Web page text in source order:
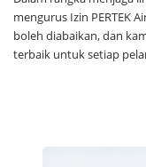
mengurus Izin PERTEK
boleh diabaikan, dan
terbaik untuk setiap